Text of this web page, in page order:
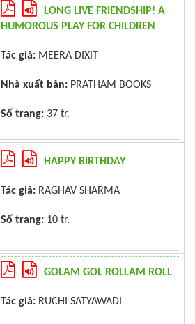
LONG LIVE FRIENDSHIP! A
HUMOROUS PLAY FOR CHILDREN
Tác giả: MEERA DIXIT
Nhà xuất bản: PRATHAM BOOKS
Số trang: 37 tr.
HAPPY BIRTHDAY
Tác giả: RAGHAV SHARMA
Số trang: 10 tr.
GOLAM GOL ROLLAM ROLL
Tác giả: RUCHI SATYAWADI